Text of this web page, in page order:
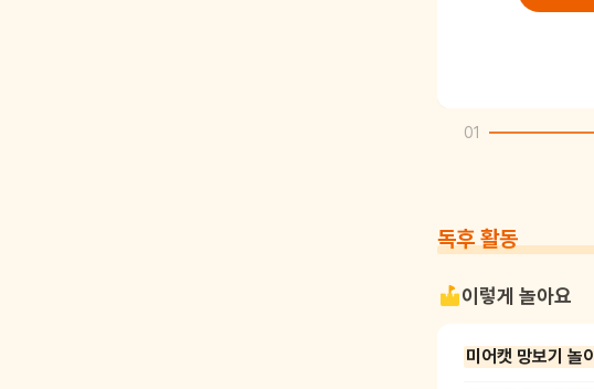
01
독후 활동
이렇게 놀아요
미어캣 망보기 놀이